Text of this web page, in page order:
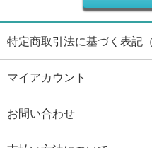
特定商取引法に基づく表記
マイアカウント
お問い合わせ